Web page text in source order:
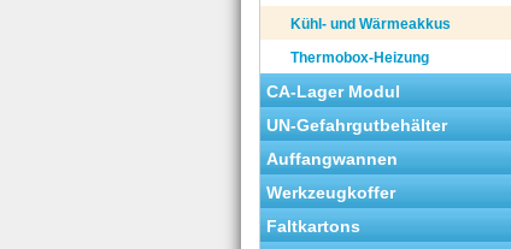
Kühl- und Wärmeakkus
Thermobox-Heizung
CA-Lager Modul
UN-Gefahrgutbehälter
Auffangwannen
Werkzeugkoffer
Faltkartons